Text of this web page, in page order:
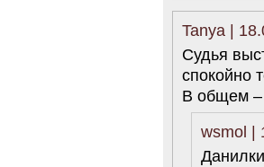
Tanya |
Судья
спокойно
В общем –
wsmol |